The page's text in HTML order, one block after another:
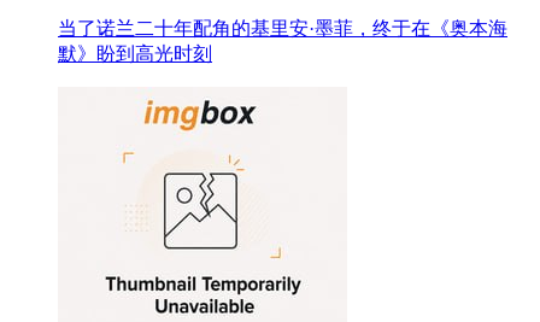
当了诺兰二十年配角的基里安·墨菲，终于在《奥本海
默》盼到高光时刻